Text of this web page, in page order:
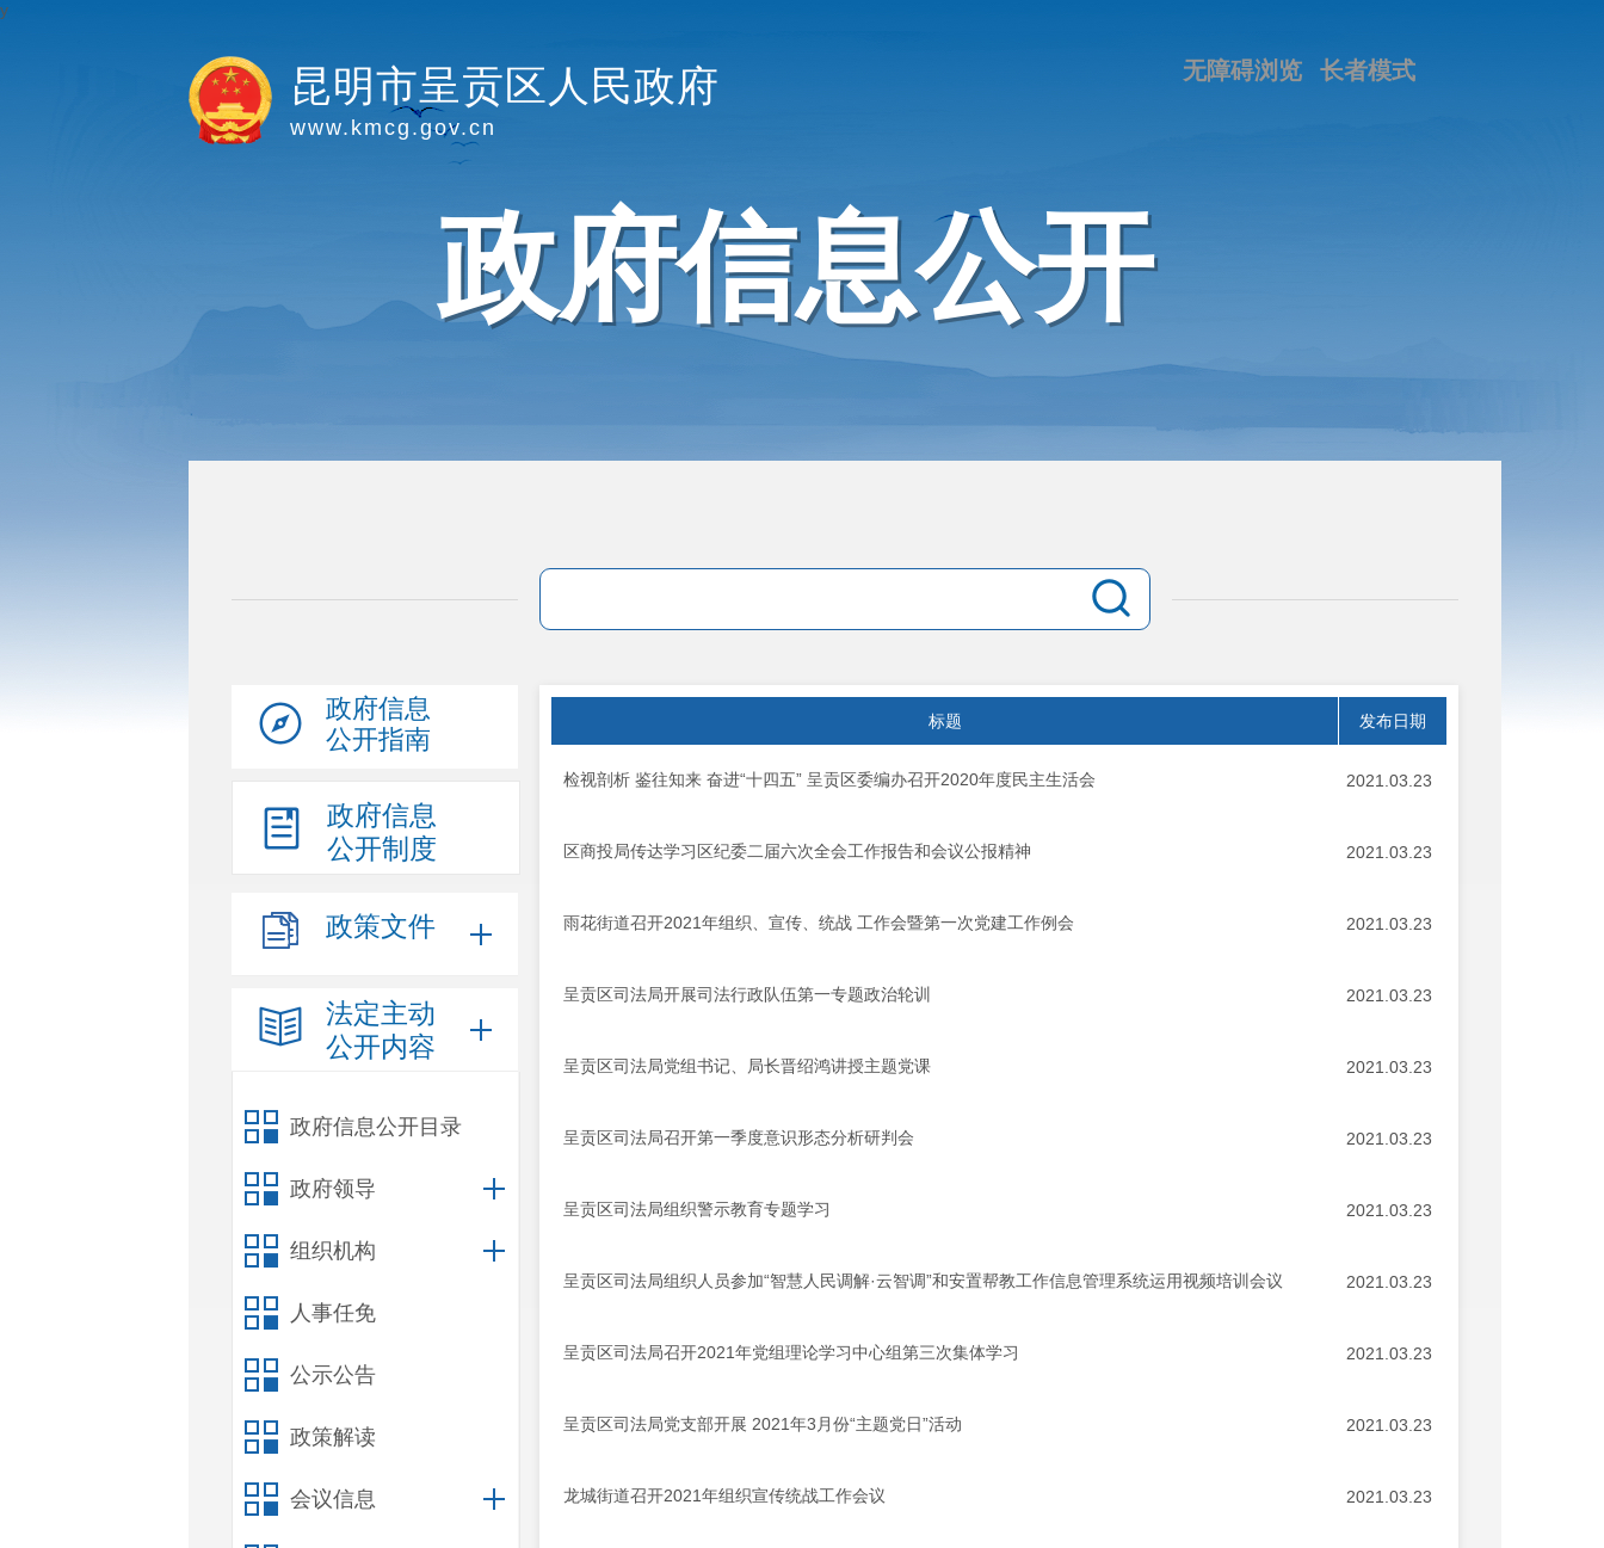
y
昆明市呈贡区人民政府
www.kmcg.gov.cn
长者模式
无障碍浏览
政府信息公开
政府信息
公开指南
政府信息
公开制度
政策文件
法定主动
公开内容
政府信息公开目录
政府领导
组织机构
人事任免
公示公告
政策解读
会议信息
标题 发布日期
检视剖析 鉴往知来 奋进“十四五” 呈贡区委编办召开2020年度民主生活会 2021.03.23
区商投局传达学习区纪委二届六次全会工作报告和会议公报精神 2021.03.23
雨花街道召开2021年组织、宣传、统战 工作会暨第一次党建工作例会 2021.03.23
呈贡区司法局开展司法行政队伍第一专题政治轮训 2021.03.23
呈贡区司法局党组书记、局长晋绍鸿讲授主题党课 2021.03.23
呈贡区司法局召开第一季度意识形态分析研判会 2021.03.23
呈贡区司法局组织警示教育专题学习 2021.03.23
呈贡区司法局组织人员参加“智慧人民调解·云智调”和安置帮教工作信息管理系统运用视频培训会议 2021.03.23
呈贡区司法局召开2021年党组理论学习中心组第三次集体学习 2021.03.23
呈贡区司法局党支部开展 2021年3月份“主题党日”活动 2021.03.23
龙城街道召开2021年组织宣传统战工作会议 2021.03.23